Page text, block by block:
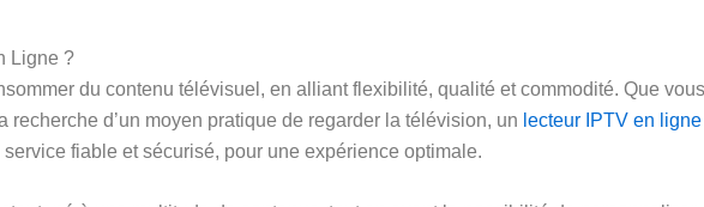
Ligne ?
du contenu télévisuel, en alliant flexibilité, qualité et commodité. Que
d’un moyen pratique de regarder la télévision, un lecteur IPTV en ligne
fiable et sécurisé, pour une expérience optimale.